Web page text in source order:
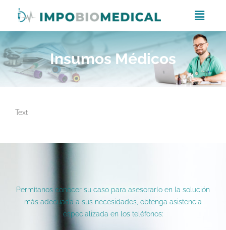
Insumos Médicos
Text
Permítanos conocer su caso para asesorarlo en la solución
más adecuada a sus necesidades, obtenga asistencia
especializada en los teléfonos: